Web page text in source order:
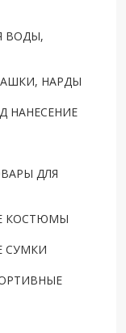
ВОДЫ,
НАРДЫ
НАНЕСЕНИЕ
ДЛЯ
КОСТЮМЫ
СУМКИ